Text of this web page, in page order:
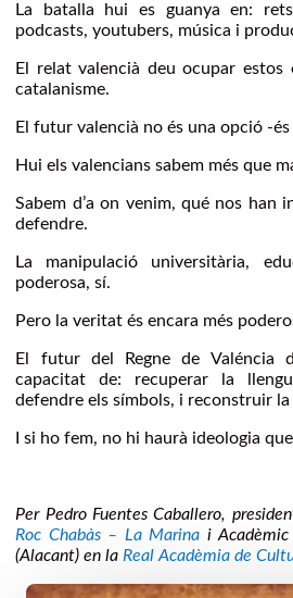
La batalla hui es guanya en:
podcasts, youtubers, música i
El relat valencià deu ocupar estos
catalanisme.
El futur valencià no és una opció -
Hui els valencians sabem més que
Sabem d’a on venim, qué nos han
defendre.
La manipulació universitària,
poderosa, sí.
Pero la veritat és encara més
El futur del Regne de Valéncia
capacitat de: recuperar la
defendre els símbols, i reconstruir
I si ho fem, no hi haurà ideologia
Per Pedro Fuentes Caballero,
Roc Chabàs – La Marina i Acadèmic
(Alacant) en laReal Acadèmia de